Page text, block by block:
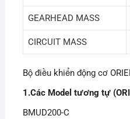
GEARHEAD MASS
CIRCUIT MASS
Bộ điều khiển động cơ
1.Các Model tương tự
BMUD200-C